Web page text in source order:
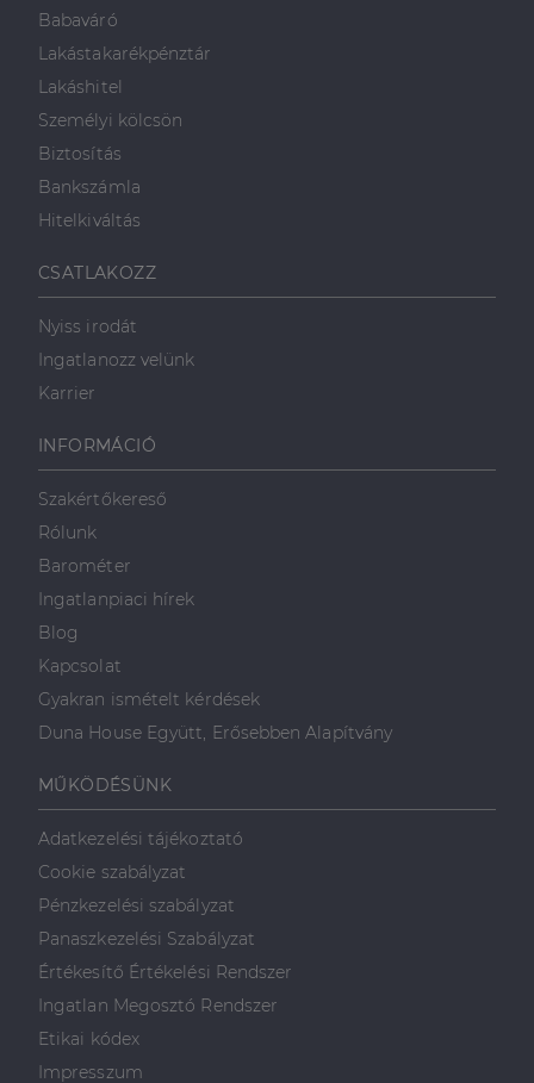
Babaváró
Lakástakarékpénztár
Lakáshitel
Személyi kölcsön
Biztosítás
Bankszámla
Hitelkiváltás
CSATLAKOZZ
Nyiss irodát
Ingatlanozz velünk
Karrier
INFORMÁCIÓ
Szakértőkereső
Rólunk
Barométer
Ingatlanpiaci hírek
Blog
Kapcsolat
Gyakran ismételt kérdések
Duna House Együtt, Erősebben Alapítvány
MŰKÖDÉSÜNK
Adatkezelési tájékoztató
Cookie szabályzat
Pénzkezelési szabályzat
Panaszkezelési Szabályzat
Értékesítő Értékelési Rendszer
Ingatlan Megosztó Rendszer
Etikai kódex
Impresszum